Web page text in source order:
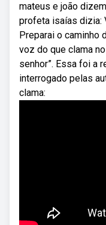
mateus e joão
profeta isaías dizia:
Preparai o caminho
voz do que clama
senhor”. Essa foi a
interrogado pelas
clama: